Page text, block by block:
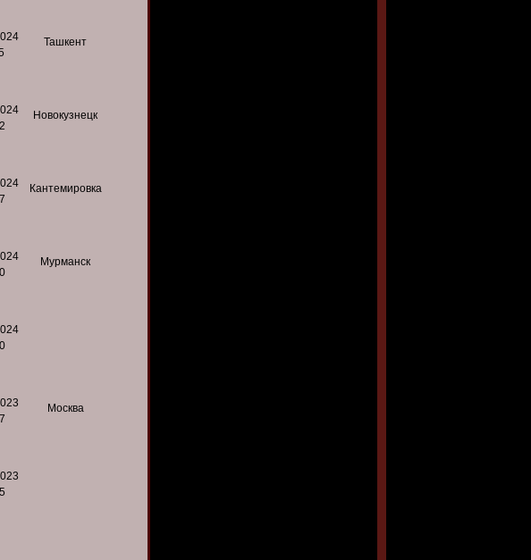
Ташкент
Новокузнецк
Кантемировка
Мурманск
Москва